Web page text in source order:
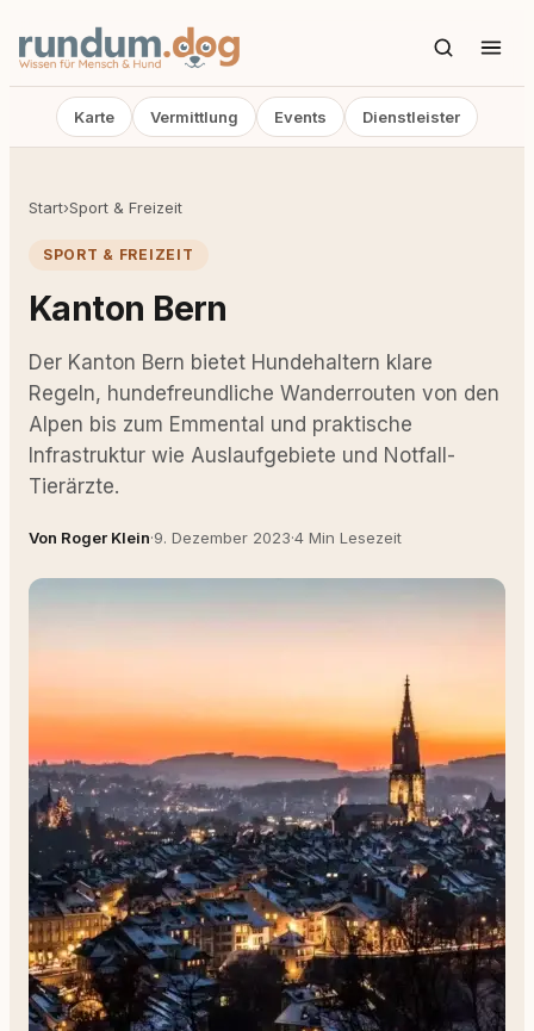
Karte Vermittlung Events Dienstleister
Start›Sport & Freizeit
SPORT & FREIZEIT
Kanton Bern
Der Kanton Bern bietet Hundehaltern klare
Regeln, hundefreundliche Wanderrouten von den
Alpen bis zum Emmental und praktische
Infrastruktur wie Auslaufgebiete und Notfall-
Tierärzte.
Von Roger Klein·9. Dezember 2023·4 Min Lesezeit